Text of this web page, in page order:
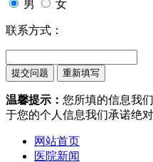
男 女
联系方式：
温馨提示： 您所填的信息我
于您的个人信息我们承诺绝
网站首页
医院新闻